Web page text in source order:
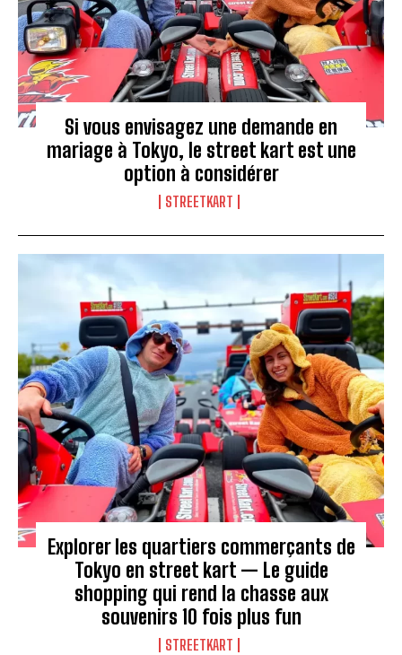
Si vous envisagez une demande en
mariage à Tokyo, le street kart est une
option à considérer
STREETKART
Explorer les quartiers commerçants de
Tokyo en street kart — Le guide
shopping qui rend la chasse aux
souvenirs 10 fois plus fun
STREETKART